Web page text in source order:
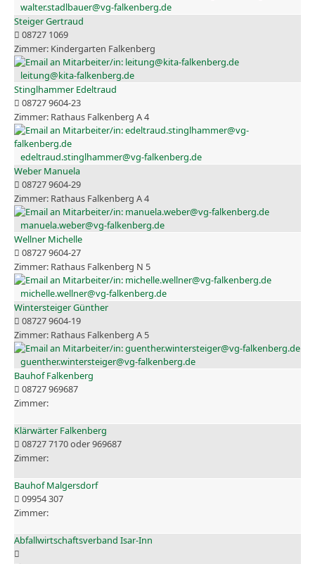
walter.stadlbauer@vg-falkenberg.de
Steiger Gertraud
08727 1069
Kindergarten Falkenberg
leitung@kita-falkenberg.de
Stinglhammer Edeltraud
08727 9604-23
Rathaus Falkenberg A 4
edeltraud.stinglhammer@vg-falkenberg.de
Weber Manuela
08727 9604-29
Rathaus Falkenberg A 4
manuela.weber@vg-falkenberg.de
Wellner Michelle
08727 9604-27
Rathaus Falkenberg N 5
michelle.wellner@vg-falkenberg.de
Wintersteiger Günther
08727 9604-19
Rathaus Falkenberg A 5
guenther.wintersteiger@vg-falkenberg.de
Bauhof Falkenberg
08727 969687
Klärwärter Falkenberg
08727 7170 oder 969687
Bauhof Malgersdorf
09954 307
Abfallwirtschaftsverband Isar-Inn